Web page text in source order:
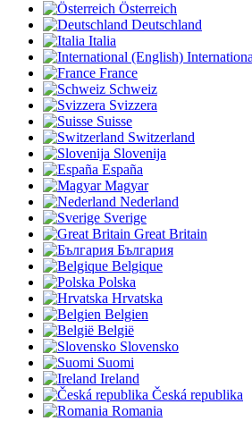
Österreich
Deutschland
Italia
France
Schweiz
Svizzera
Suisse
Switzerland
Slovenija
España
Magyar
Nederland
Sverige
Great Britain
България
Belgique
Polska
Hrvatska
Belgien
België
Slovensko
Suomi
Ireland
Česká republika
Romania